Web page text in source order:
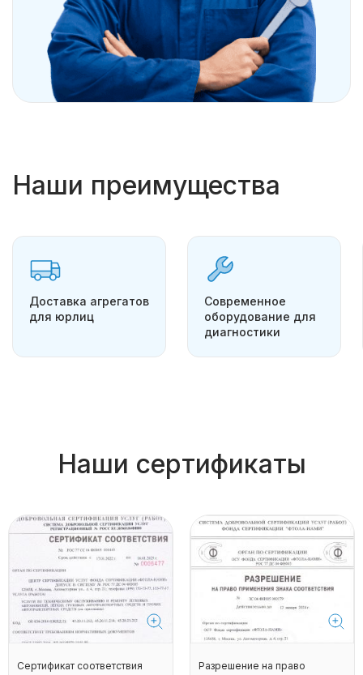
Наши преимущества
Доставка агрегатов
для юрлиц
Современное
оборудование для
диагностики
Наши сертификаты
Сертификат соответствия
Разрешение на право